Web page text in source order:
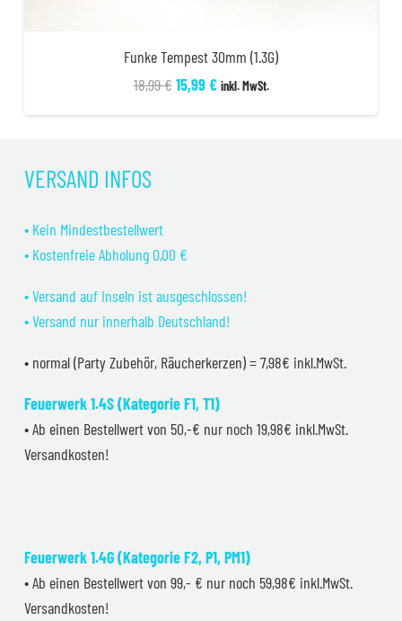
Funke Tempest 30mm (1.3G)
18,99€ Ursprünglicher
15,99€Aktueller
inkl. MwSt.
VERSAND INFOS
• Kein Mindestbestellwert
• Kostenfreie Abholung 0,00 €
• Versand auf Inseln ist ausgeschlossen!
• Versand nur innerhalb Deutschland!
• normal (Party Zubehör, Räucherkerzen) = 7,98€ inkl.MwSt.
Feuerwerk 1.4S (Kategorie F1, T1)
• Ab einen Bestellwert von 50,-€ nur noch 19,98€ inkl.MwSt.
Versandkosten!
Feuerwerk 1.4G (Kategorie F2, P1, PM1)
• Ab einen Bestellwert von 99,- € nur noch 59,98€ inkl.MwSt.
Versandkosten!